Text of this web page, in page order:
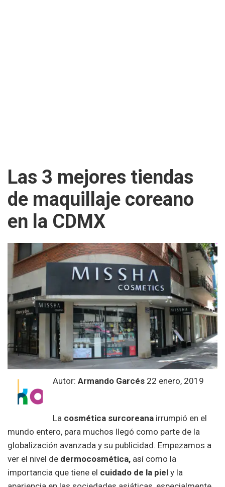
Las 3 mejores tiendas
de maquillaje coreano
en la CDMX
Autor: Armando Garcés 22 enero, 2019
La cosmética surcoreana irrumpió en el
mundo entero, para muchos llegó como parte de la
globalización avanzada y su publicidad. Empezamos a
ver el nivel de dermocosmética, así como la
importancia que tiene el cuidado de la piel y la